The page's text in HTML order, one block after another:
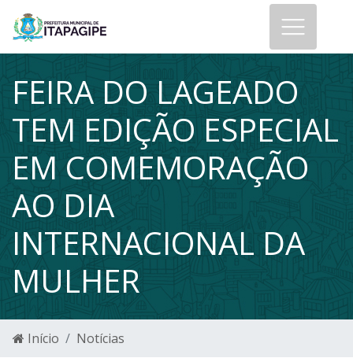
FEIRA DO LAGEADO
TEM EDIÇÃO ESPECIAL
EM COMEMORAÇÃO
AO DIA
INTERNACIONAL DA
MULHER
Início Notícias